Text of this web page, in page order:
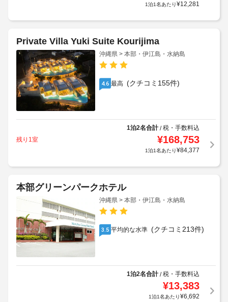
1泊1名あたり¥12,281
Private Villa Yuki Suite Kourijima
沖縄県 > 本部・伊江島・水納島
4.6 最高 (クチコミ155件)
1泊2名合計/税・手数料込
残り1室
¥168,753
1泊1名あたり¥84,377
本部グリーンパークホテル
沖縄県 > 本部・伊江島・水納島
3.5 平均的な水準 (クチコミ213件)
1泊2名合計/税・手数料込
¥13,383
1泊1名あたり¥6,692